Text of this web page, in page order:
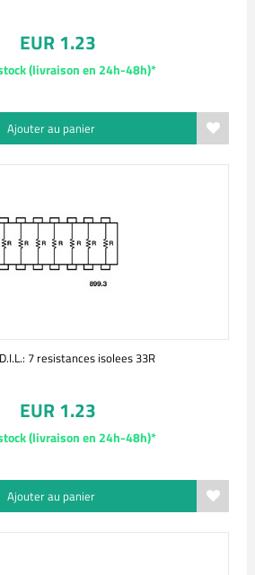
EUR 1.23
(livraison en 24h-48h)*
Ajouter au panier
7 resistances isolees 33R
EUR 1.23
(livraison en 24h-48h)*
Ajouter au panier